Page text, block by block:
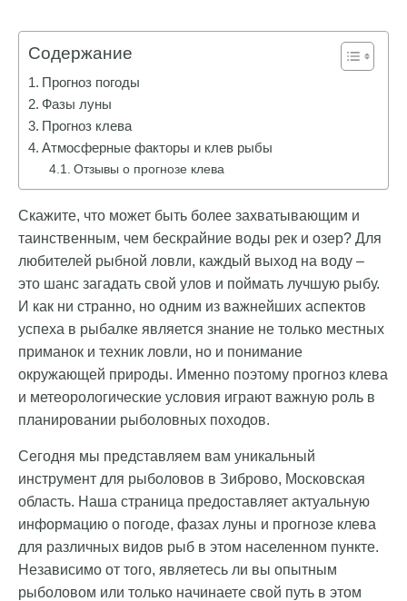
Содержание
Прогноз погоды
Фазы луны
Прогноз клева
Атмосферные факторы и клев рыбы
Отзывы о прогнозе клева
Скажите, что может быть более захватывающим и
таинственным, чем бескрайние воды рек и озер? Для
любителей рыбной ловли, каждый выход на воду –
это шанс загадать свой улов и поймать лучшую рыбу.
И как ни странно, но одним из важнейших аспектов
успеха в рыбалке является знание не только местных
приманок и техник ловли, но и понимание
окружающей природы. Именно поэтому прогноз клева
и метеорологические условия играют важную роль в
планировании рыболовных походов.
Сегодня мы представляем вам уникальный
инструмент для рыболовов в Зиброво, Московская
область. Наша страница предоставляет актуальную
информацию о погоде, фазах луны и прогнозе клева
для различных видов рыб в этом населенном пункте.
Независимо от того, являетесь ли вы опытным
рыболовом или только начинаете свой путь в этом